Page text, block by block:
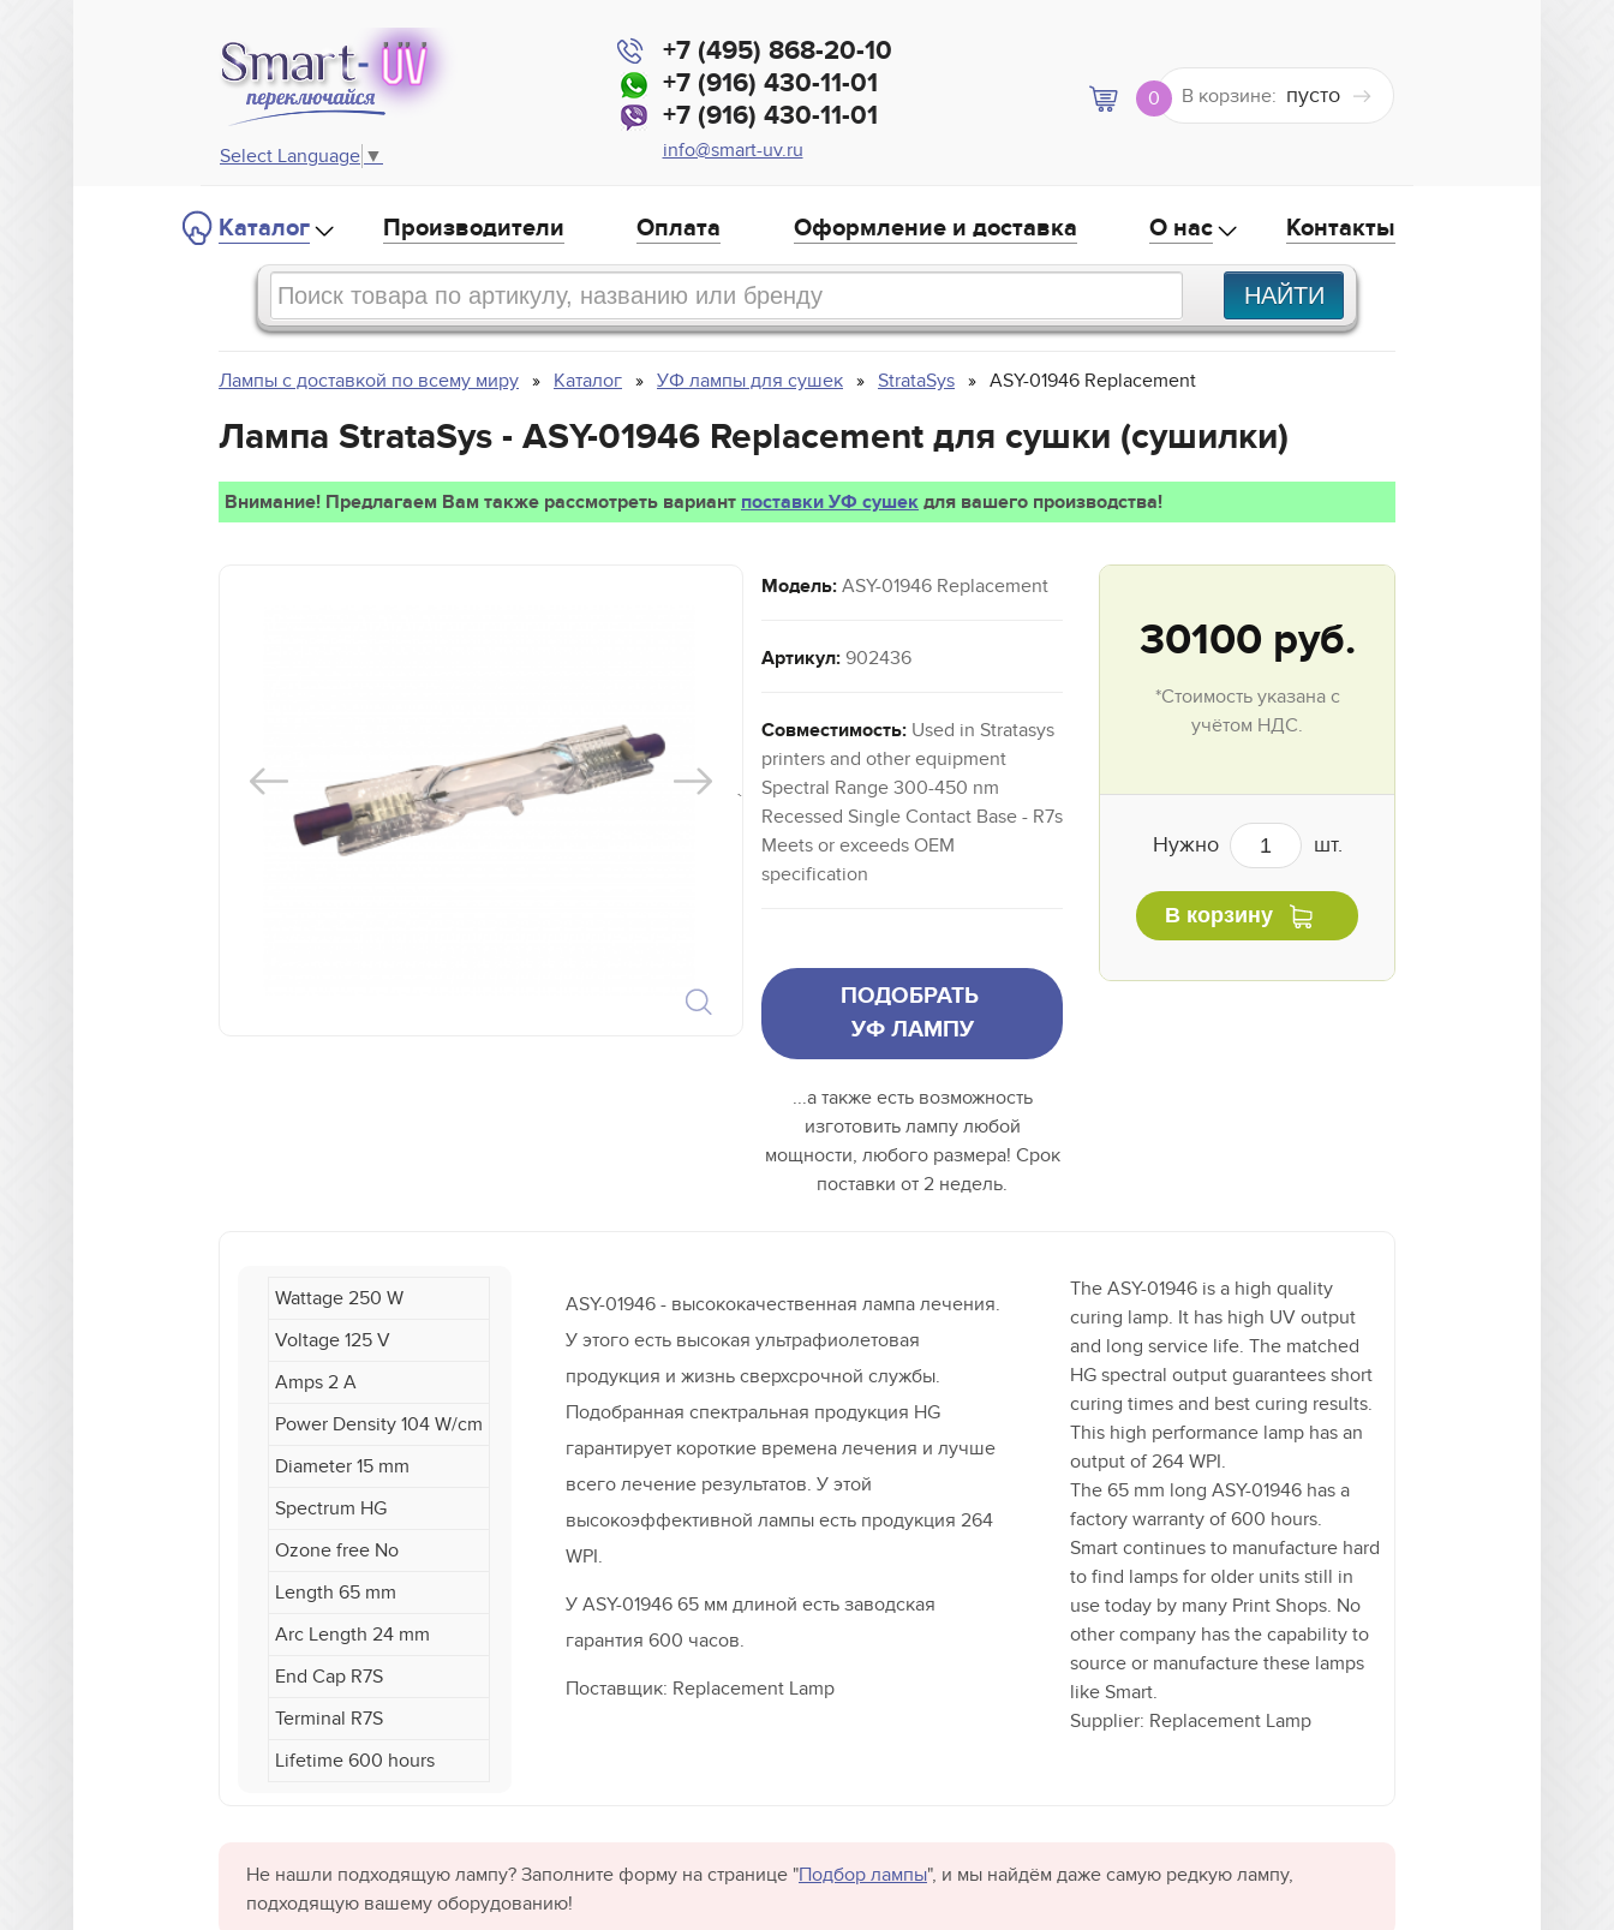
Select Language ▼
+7 (495) 868-20-10
+7 (916) 430-11-01
+7 (916) 430-11-01
info@smart-uv.ru
0 В корзине: пусто
Каталог Производители Оплата Оформление и доставка О нас Контакты
Лампы с доставкой по всему миру Каталог УФ лампы для сушек StrataSys ASY-01946 Replacement
Лампа StrataSys - ASY-01946 Replacement для сушки (сушилки)
Внимание! Предлагаем Вам также рассмотреть вариант поставки УФ сушек для вашего производства!
`
Модель: ASY-01946 Replacement
Артикул: 902436
Совместимость: Used in Stratasys
printers and other equipment
Spectral Range 300-450 nm
Recessed Single Contact Base - R7s
Meets or exceeds OEM
specification
ПОДОБРАТЬ
УФ ЛАМПУ
...а также есть возможность
изготовить лампу любой
мощности, любого размера! Срок
поставки от 2 недель.
30100 руб.
*Стоимость указана с
учётом НДС.
Нужно шт.
В корзину
Wattage 250 W
Voltage 125 V
Amps 2 A
Power Density 104 W/cm
Diameter 15 mm
Spectrum HG
Ozone free No
Length 65 mm
Arc Length 24 mm
End Cap R7S
Terminal R7S
Lifetime 600 hours
ASY-01946 - высококачественная лампа лечения.
У этого есть высокая ультрафиолетовая
продукция и жизнь сверхсрочной службы.
Подобранная спектральная продукция HG
гарантирует короткие времена лечения и лучше
всего лечение результатов. У этой
высокоэффективной лампы есть продукция 264
WPI.
У ASY-01946 65 мм длиной есть заводская
гарантия 600 часов.
Поставщик: Replacement Lamp
The ASY-01946 is a high quality
curing lamp. It has high UV output
and long service life. The matched
HG spectral output guarantees short
curing times and best curing results.
This high performance lamp has an
output of 264 WPI.
The 65 mm long ASY-01946 has a
factory warranty of 600 hours.
Smart continues to manufacture hard
to find lamps for older units still in
use today by many Print Shops. No
other company has the capability to
source or manufacture these lamps
like Smart.
Supplier: Replacement Lamp
Не нашли подходящую лампу? Заполните форму на странице "Подбор лампы", и мы найдём даже самую редкую лампу,
подходящую вашему оборудованию!